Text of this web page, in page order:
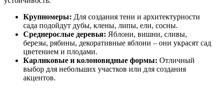
Крупномеры: Для создания тени и архитектурности
сада подойдут дубы, клены, липы, ели, сосны.
Среднерослые деревья: Яблони, вишни, сливы,
березы, рябины, декоративные яблони – они украсят сад
цветением и плодами.
Карликовые и колоновидные формы: Отличный
выбор для небольших участков или для создания
акцентов.